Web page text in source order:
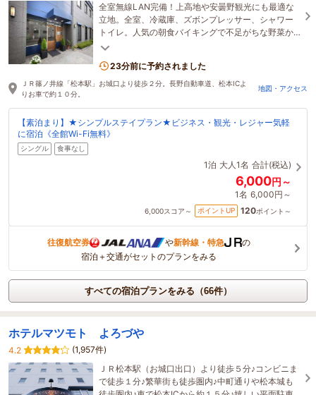
全室無線LAN完備！上高地や安曇野観光にも最適な
立地。全室、冷蔵庫、ズボンプレッサー、シャワー
トイレ。人気の朝食バイキングで不足がちな野菜か
ら栄養補給を。女性も安心してお泊り頂ける宿。
23分前に予約されました
ＪＲ篠ノ井線「松本駅」お城口より徒歩２分。長野自動車道、松本ICよ
りお車で約１０分。
地図・アクセス
【素泊まり】★シンプルステイプラン★ビジネス・観光・レジャー気軽
に宿泊《全館Wi-Fi無料》
シングル 食事なし
1泊 大人1名 合計(税込)
6,000円～
1名 6,000円～
6,000スコア～ ポイントUP 120ポイント～
往復航空券 や新幹線・特急
の
宿泊＋交通がセットのプランをみる
すべての宿泊プランをみる（66件）
ホテルマツモト よろづや
4.2
(1,957件)
ＪＲ松本駅（お城口出口）より徒歩５分♪コンビニま
で徒歩１分♪繁華街も徒歩圏内♪中町通りや松本城も